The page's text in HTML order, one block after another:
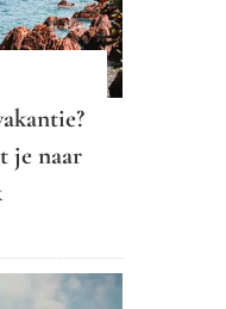
je naar